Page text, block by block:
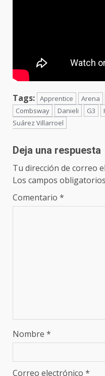
Tags: Apprentice Arena
Combsway
Danieli G3
Suárez Villarroel
Deja una respuesta
Tu dirección de correo
Los campos
Comentario *
Nombre *
Correo electrónico *